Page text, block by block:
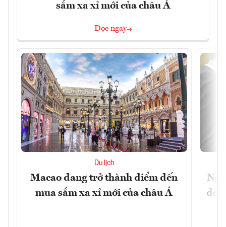
sắm xa xỉ mới của châu Á
Đọc ngay
Du lịch
Macao đang trở thành điểm đến
mua sắm xa xỉ mới của châu Á
đổi